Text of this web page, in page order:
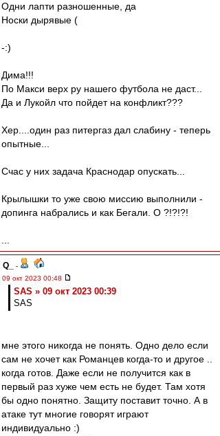
Одни лапти разношенные, да
Носки дырявые (
-:)
Дима!!!
По Макси верх ру нашего футбола не даст...
Да и Лукойл что пойдет на конфликт???
Хер....один раз питергаз дал слабину - теперь
опытные...
Счас у них задача Краснодар опускать...
Крылышки то уже свою миссию выполнили -
допинга набрались и как Бегали. О ?!?!?!
Q_
-
09 окт 2023 00:48
SAS » 09 окт 2023 00:39
SAS
мне этого никогда не понять. Одно дело если
сам не хочет как Романцев когда-то и другое ..
когда готов. Даже если не получится как в
первый раз хуже чем есть не будет. Там хотя
бы одно понятно. Защиту поставит точно. А в
атаке тут многие говорят играют
индивидуально :)